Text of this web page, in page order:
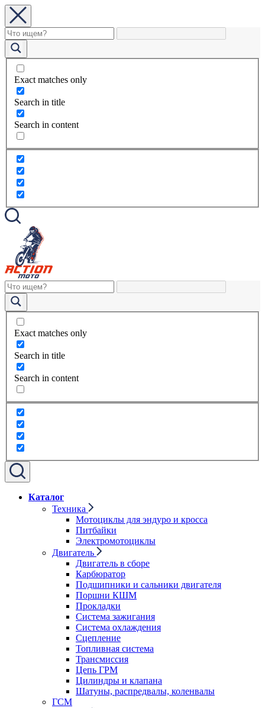
Exact matches only
Search in title
Search in content
Exact matches only
Search in title
Search in content
Каталог
Техника
Мотоциклы для эндуро и кросса
Питбайки
Электромотоциклы
Двигатель
Двигатель в сборе
Карбюратор
Подшипники и сальники двигателя
Поршни КШМ
Прокладки
Система зажигания
Система охлаждения
Сцепление
Топливная система
Трансмиссия
Цепь ГРМ
Цилиндры и клапана
Шатуны, распредвалы, коленвалы
ГСМ